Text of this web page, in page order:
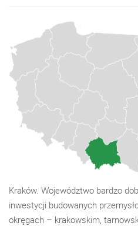
Kraków. Województwo bardzo
inwestycji budowanych
okręgach – krakowskim,